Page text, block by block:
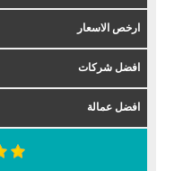
ارخص الاسعار
افضل شركات
افضل عمالة